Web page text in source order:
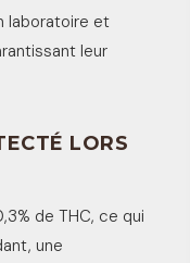
laboratoire et
leur
LORS
de THC, ce qui
une